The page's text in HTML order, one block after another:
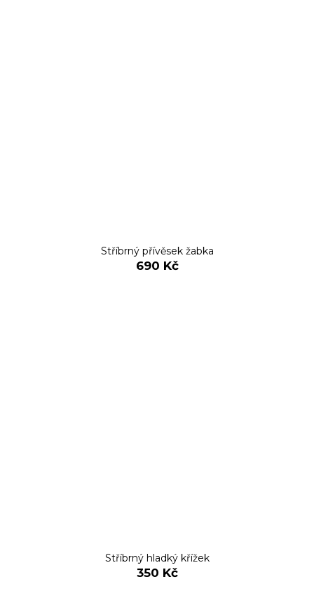
Stříbrný přívěsek žabka
690 Kč
Stříbrný hladký křížek
350 Kč